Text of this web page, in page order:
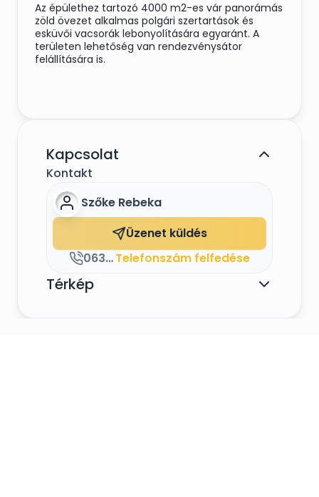
Az épülethez tartozó 4000 m2-es vár panorámás
zöld övezet alkalmas polgári szertartások és
esküvői vacsorák lebonyolítására egyaránt. A
területen lehetőség van rendezvénysátor
felállítására is.
Kapcsolat
Kontakt
Szőke Rebeka
Üzenet küldés
0630/251-3453Telefonszám felfedése
Térkép